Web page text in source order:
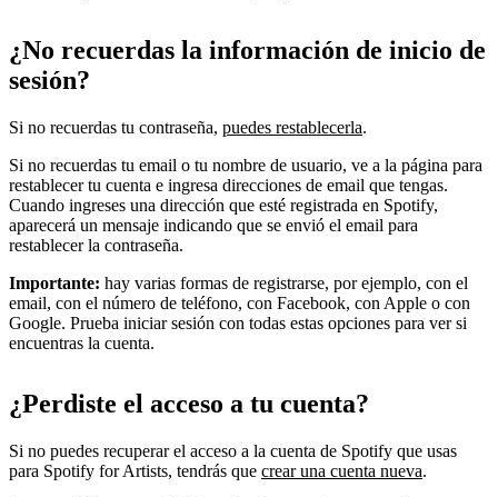
¿No recuerdas la información de inicio de
sesión?
Si no recuerdas tu contraseña, puedes restablecerla.
Si no recuerdas tu email o tu nombre de usuario, ve a la página para
restablecer tu cuenta e ingresa direcciones de email que tengas.
Cuando ingreses una dirección que esté registrada en Spotify,
aparecerá un mensaje indicando que se envió el email para
restablecer la contraseña.
Importante: hay varias formas de registrarse, por ejemplo, con el
email, con el número de teléfono, con Facebook, con Apple o con
Google. Prueba iniciar sesión con todas estas opciones para ver si
encuentras la cuenta.
¿Perdiste el acceso a tu cuenta?
Si no puedes recuperar el acceso a la cuenta de Spotify que usas
para Spotify for Artists, tendrás que crear una cuenta nueva.